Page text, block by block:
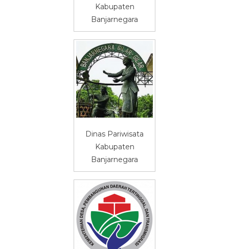
Kabupaten
Banjarnegara
Dinas Pariwisata
Kabupaten
Banjarnegara